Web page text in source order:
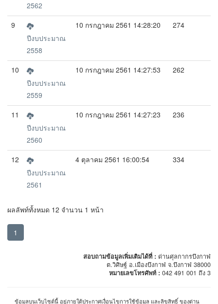
2562
9
ปีงบประมาณ
2558
10 กรกฎาคม 2561 14:28:20 274
10
ปีงบประมาณ
2559
10 กรกฎาคม 2561 14:27:53 262
11
ปีงบประมาณ
2560
10 กรกฎาคม 2561 14:27:23 236
12
ปีงบประมาณ
2561
4 ตุลาคม 2561 16:00:54 334
ผลลัพท์ทั้งหมด 12 จำนวน 1 หน้า
1
สอบถามข้อมูลเพิ่มเติมได้ที่ : ด่านศุลกากรบึงกาฬ
ต.วิศิษฐ์ อ.เมืองบึงกาฬ จ.บึงกาฬ 38000
หมายเลขโทรศัพท์ : 042 491 001 ถึง 3
ข้อมูลบนเว็บไซต์นี้ อยู่ภายใต้ประกาศเงื่อนไขการใช้ข้อมูล และลิขสิทธิ์ ของด่าน